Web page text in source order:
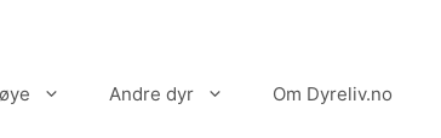
Andre dyr Om Dyreliv.no